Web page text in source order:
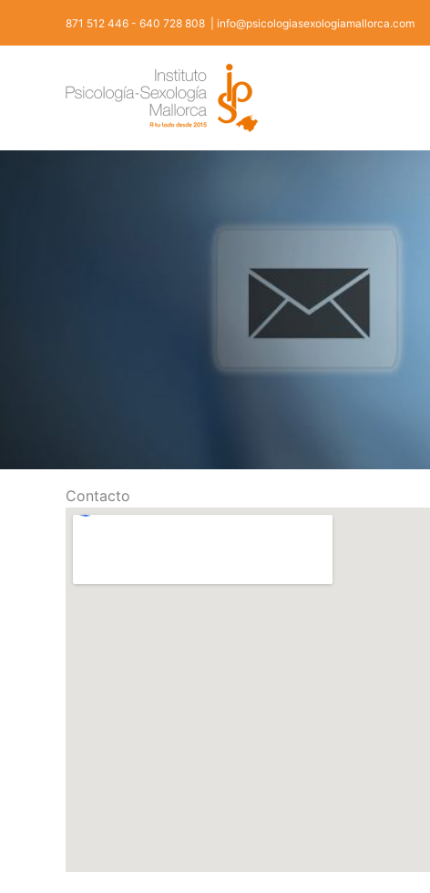
871 512 446 - 640 728 808 info@psicologiasexologiamallorca.com
Contacto